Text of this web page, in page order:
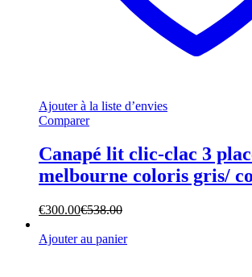
Ajouter à la liste d’envies
Comparer
Canapé lit clic-clac 3
melbourne coloris gris/
€300.00€538.00
Ajouter au panier